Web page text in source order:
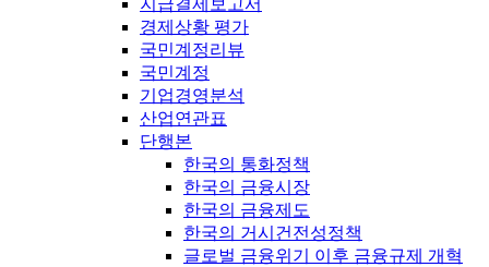
지급결제보고서
경제상황 평가
국민계정리뷰
국민계정
기업경영분석
산업연관표
단행본
한국의 통화정책
한국의 금융시장
한국의 금융제도
한국의 거시건전성정책
글로벌 금융위기 이후 금융규제 개혁